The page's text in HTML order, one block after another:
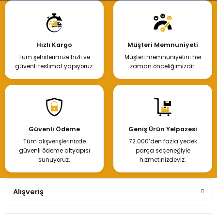
Hızlı Kargo
Tüm şehirlerimize hızlı ve
güvenli teslimat yapıyoruz.
Müşteri Memnuniyeti
Müşteri memnuniyetini her
zaman önceliğimizdir.
Güvenli Ödeme
Tüm alışverişlerinizde
güvenli ödeme altyapısı
sunuyoruz.
Geniş Ürün Yelpazesi
72.000’den fazla yedek
parça seçeneğiyle
hizmetinizdeyiz.
Alışveriş